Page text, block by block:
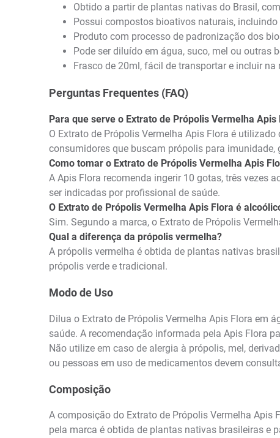
Obtido a partir de plantas nativas do Brasil,
Possui compostos bioativos naturais,
Produto com processo de padronização dos
Pode ser diluído em água, suco, mel ou outras
Frasco de 20ml, fácil de transportar e incluir na
Perguntas Frequentes (FAQ)
Para que serve o Extrato de Própolis Vermelha Apis
O Extrato de Própolis Vermelha Apis Flora é
consumidores que buscam própolis para imunidade,
Como tomar o Extrato de Própolis Vermelha Apis
A Apis Flora recomenda ingerir 10 gotas, três vezes
ser indicadas por profissional de saúde.
O Extrato de Própolis Vermelha Apis Flora é
Sim. Segundo a marca, o Extrato de Própolis
Qual a diferença da própolis vermelha?
A própolis vermelha é obtida de plantas nativas
própolis verde e tradicional.
Modo de Uso
Dilua o Extrato de Própolis Vermelha Apis Flora em
saúde. A recomendação informada pela Apis Flora
Não utilize em caso de alergia à própolis, mel,
ou pessoas em uso de medicamentos devem
Composição
A composição do Extrato de Própolis Vermelha
pela marca é obtida de plantas nativas brasileiras e